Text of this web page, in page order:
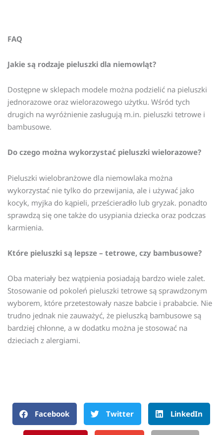
FAQ
Jakie są rodzaje pieluszki dla niemowląt?
Dostępne w sklepach modele można podzielić na pieluszki
jednorazowe oraz wielorazowego użytku. Wśród tych
drugich na wyróżnienie zasługują m.in. pieluszki tetrowe i
bambusowe.
Do czego można wykorzystać pieluszki wielorazowe?
Pieluszki wielobranżowe dla niemowlaka można
wykorzystać nie tylko do przewijania, ale i używać jako
kocyk, myjka do kąpieli, prześcieradło lub gryzak. ponadto
sprawdzą się one także do usypiania dziecka oraz podczas
karmienia.
Które pieluszki są lepsze – tetrowe, czy bambusowe?
Oba materiały bez wątpienia posiadają bardzo wiele zalet.
Stosowanie od pokoleń pieluszki tetrowe są sprawdzonym
wyborem, które przetestowały nasze babcie i prababcie. Nie
trudno jednak nie zauważyć, że pieluszką bambusowe są
bardziej chłonne, a w dodatku można je stosować na
dzieciach z alergiami.
Facebook Twitter LinkedIn